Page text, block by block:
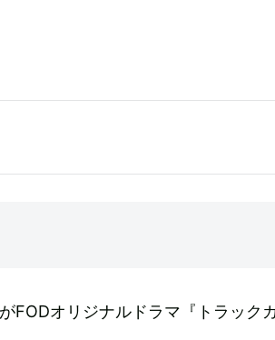
FODオリジナルドラマ『トラック